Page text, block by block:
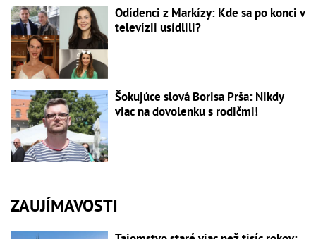
Odídenci z Markízy: Kde sa po konci v
televízii usídlili?
Šokujúce slová Borisa Prša: Nikdy
viac na dovolenku s rodičmi!
ZAUJÍMAVOSTI